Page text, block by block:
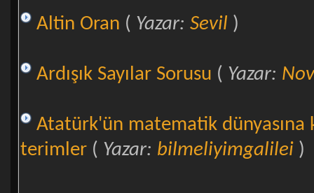
Altin Oran ( Yazar: Sevil )
Ardışık Sayılar Sorusu ( Yazar:
Atatürk'ün matematik dünyasına
terimler( Yazar: bilmeliyimgalilei)